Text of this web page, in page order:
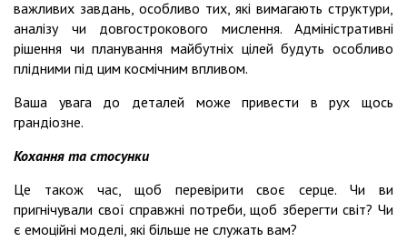
важливих завдань, особливо тих, які вимагають структури,
аналізу чи довгострокового мислення. Адміністративні
рішення чи планування майбутніх цілей будуть особливо
плідними під цим космічним впливом.
Ваша увага до деталей може привести в рух щось
грандіозне.
Кохання та стосунки
Це також час, щоб перевірити своє серце. Чи ви
пригнічували свої справжні потреби, щоб зберегти світ? Чи
є емоційні моделі, які більше не служать вам?